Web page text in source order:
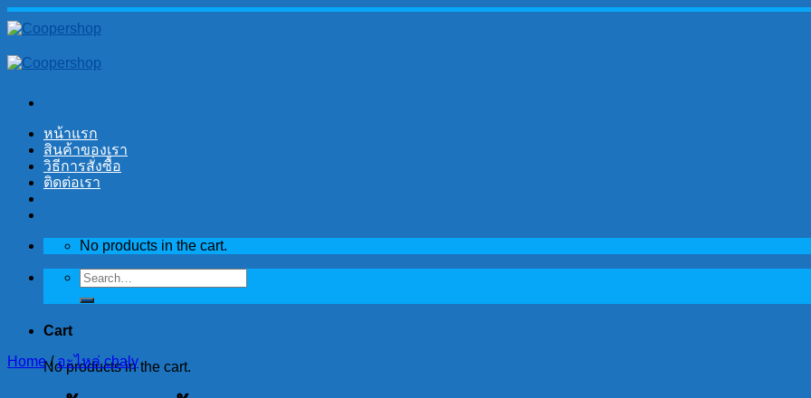
Skip
to
หน้าแรก
สินค้าของเรา
วิธีการสั่งซื้อ
ติดต่อเรา
No products in the cart.
Search
for:
Cart
No products in the cart.
Home / อะไหล่ chaly